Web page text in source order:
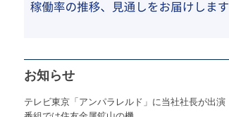
お知らせ
テレビ東京「アンパラレルド」に当社社長が出演